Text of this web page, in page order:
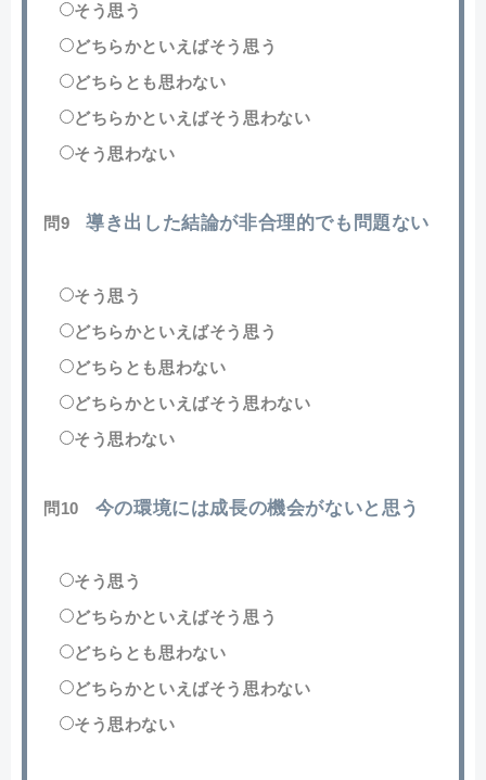
そう思う
どちらかといえばそう思う
どちらとも思わない
どちらかといえばそう思わない
そう思わない
問9 導き出した結論が非合理的でも問題ない
そう思う
どちらかといえばそう思う
どちらとも思わない
どちらかといえばそう思わない
そう思わない
問10 今の環境には成長の機会がないと思う
そう思う
どちらかといえばそう思う
どちらとも思わない
どちらかといえばそう思わない
そう思わない